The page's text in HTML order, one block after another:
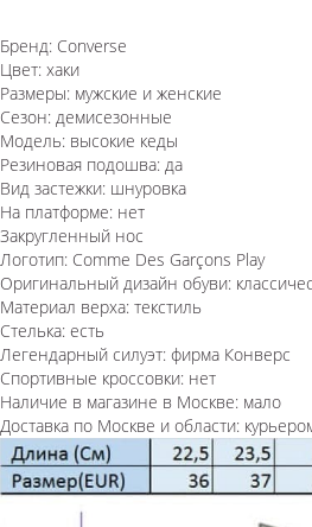
Бренд: Converse
Цвет: хаки
Размеры: мужские и женские
Сезон: демисезонные
Модель: высокие кеды
Резиновая подошва: да
Вид застежки: шнуровка
На платформе: нет
Закругленный нос
Логотип: Comme Des Garçons Play
Оригинальный дизайн обуви:
Материал верха: текстиль
Стелька: есть
Легендарный силуэт: фирма Конверс
Спортивные кроссовки: нет
Наличие в магазине в Москве: мало
Доставка по Москве и области: